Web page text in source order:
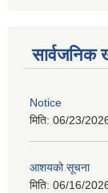
सार्वजनिक
Notice
मिति: 06/23/
आशयको सूचना
मिति: 06/16/